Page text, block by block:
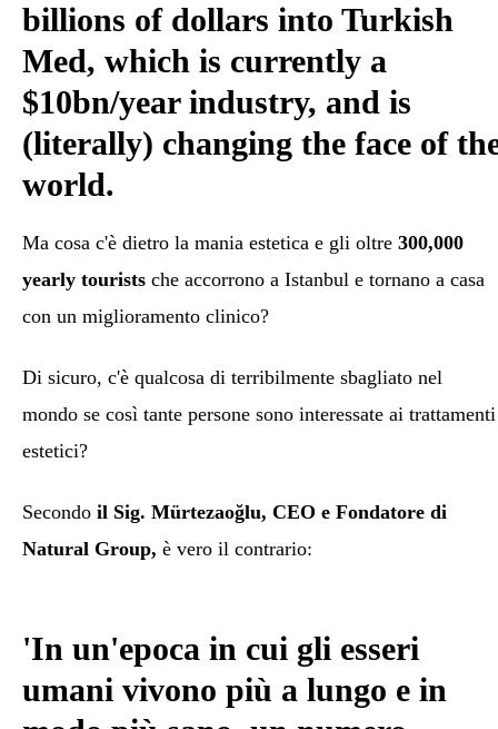
billions of dollars into Turkish
Med, which is currently a
$10bn/year industry, and is
(literally) changing the face of
world.
Ma cosa c'è dietro la mania estetica e gli oltre 300,000
yearly tourists che accorrono a Istanbul e tornano a casa
con un miglioramento clinico?
Di sicuro, c'è qualcosa di terribilmente sbagliato nel
mondo se così tante persone sono interessate ai trattamenti
estetici?
Secondo il Sig. Mürtezaoğlu, CEO e Fondatore di
Natural Group, è vero il contrario:
'In un'epoca in cui gli esseri
umani vivono più a lungo e in